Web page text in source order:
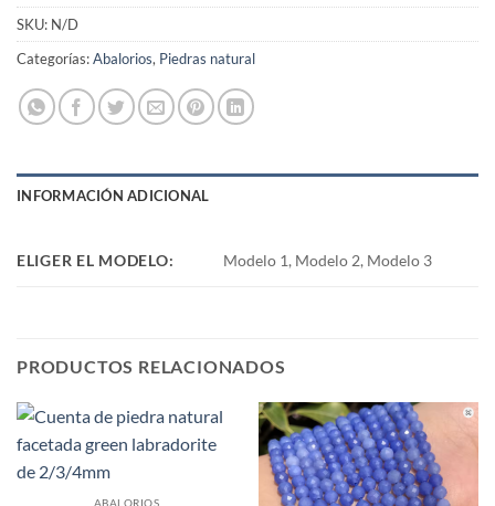
SKU: N/D
Categorías:Abalorios, Piedras natural
INFORMACIÓN ADICIONAL
ELIGER EL MODELO: Modelo 1, Modelo 2, Modelo 3
PRODUCTOS RELACIONADOS
ABALORIOS